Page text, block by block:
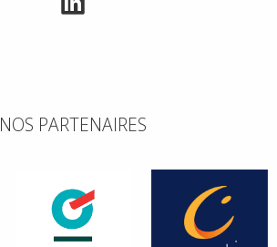
LinkedIn
NOS PARTENAIRES